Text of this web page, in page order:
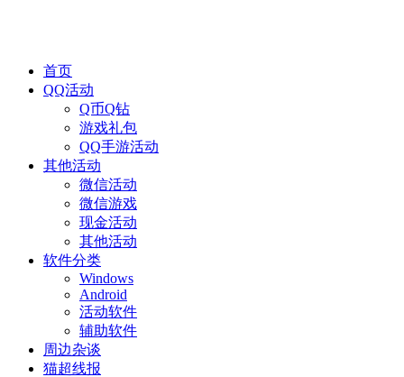
首页
QQ活动
Q币Q钻
游戏礼包
QQ手游活动
其他活动
微信活动
微信游戏
现金活动
其他活动
软件分类
Windows
Android
活动软件
辅助软件
周边杂谈
猫超线报